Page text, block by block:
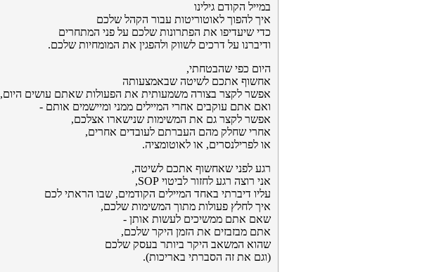
במייל הקודם גילינו
איך להפוך לאוטוריטות עבור הקהל שלכם
כדי שיעדיפו את הפתרונות שלכם על פני המתחרים
ודיברנו על דרכים לשווק ולהפגין את המומחיות שלכם.
היום כפי שהבטחתי,
אחשוף אתכם לשיטה שבאמצעותה
אפשר לקצר בצורה משמעותית את הפעולות שאתם עושים היום,
ואם אתם עוקבים אחרי המיילים ממני ומיישמים אותם -
אפשר לקצר גם את המשימות שנישארו אצלכם,
אחרי שחלק מהם העברתם לעובדים אחרים,
או לפרילנסרים, או לאוטומציה.
רגע לפני שאחשוף אתכם לשיטה,
אני רוצה רגע לחזור לביטוי SOP,
עליו דיברתי באחד המיילים הקודמים, שבו הראתי לכם
איך לחלץ פעולות מתוך המשימות שלכם,
שאם אתם ממשיכים לעשות אותן -
אתם מבזבזים את הזמן היקר שלכם,
שהוא המשאב היקר ביותר בעסק שלכם
(וגם את זה הסברתי באריכות).